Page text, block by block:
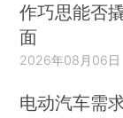
作巧思能否
面
2026年08月06日
电动汽车需